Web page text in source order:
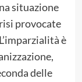
situazione
provocate
è
delle